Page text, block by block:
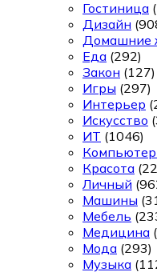
Гостиница
Дизайн
Домашние
Еда (292)
Закон (127)
Игры (297)
Интерьер
Искусство
ИТ (1046)
Красота
Личный
Машины
Мебель
Медицина
Мода (293)
Музыка